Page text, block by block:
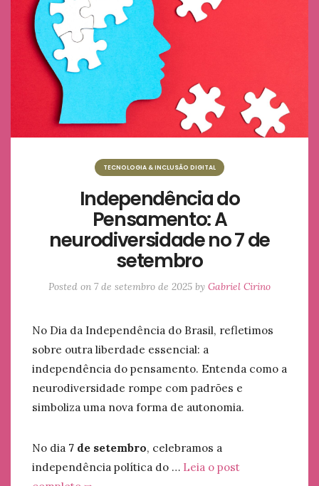
TECNOLOGIA & INCLUSÃO DIGITAL
Independência do
Pensamento: A
neurodiversidade no 7 de
setembro
Posted on 7 de setembro de 2025 by Gabriel Cirino
No Dia da Independência do Brasil, refletimos
sobre outra liberdade essencial: a
independência do pensamento. Entenda como a
neurodiversidade rompe com padrões e
simboliza uma nova forma de autonomia.
No dia 7 de setembro, celebramos a
independência política do … Leia o post